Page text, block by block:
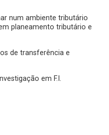
num ambiente tributário
planeamento tributário e
de transferência e
em F.I.